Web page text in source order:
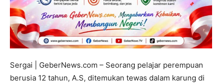
Sergai | GeberNews.com – Seorang pelajar perempuan
berusia 12 tahun, A.S, ditemukan tewas dalam karung di